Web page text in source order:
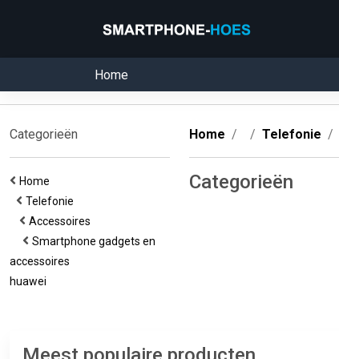
Home
Categorieën
Home
Telefonie
Accessoires
Smartphone gadgets en
accessoires
huawei
Home Telefonie
Categorieën